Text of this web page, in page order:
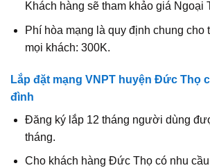
Khách hàng sẽ tham khảo giá Ngoại
Phí hòa mạng là quy định chung cho
mọi khách: 300K.
Lắp đặt mạng VNPT huyện Đức Thọ
đình
Đăng ký lắp 12 tháng người dùng
tháng.
Cho khách hàng Đức Thọ có nhu